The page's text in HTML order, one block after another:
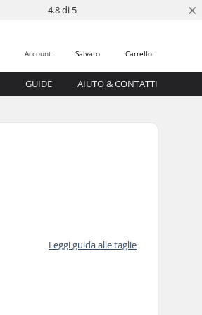
4.8 di 5 ×
Carrello
Salvato
Account
GUIDE AIUTO & CONTATTI
Leggi guida alle taglie